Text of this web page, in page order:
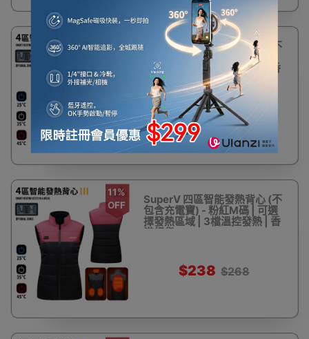
OFF
SuperV 四區智能發熱背心 (不
包含充電寶) - 粉紅S碼 | 可選
擇發熱區域 | 3檔溫控發熱 | 香
港行貨
$238 $268
11%
OFF
SuperV 四區智能發熱背心 (不
包含充電寶) - 粉紅M碼 | 可選
擇發熱區域 | 3檔溫控發熱 | 香
港行貨
$238 $268